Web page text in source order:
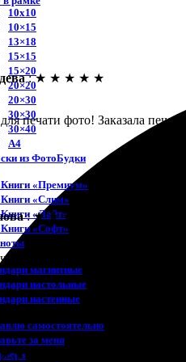
10х10
10×15
13×18
15×15
15×20
20×20
20×30
30×30
30×40
A4
из ФотоБудки
«Премиум»
«Слим»
«Лайт»
«Софт»
магнитные
настольные
настенные
самостоятельно
за меня
: ★ ★ ★ ★ ★
печати фото! Заказала
: ★ ★ ★
в рамке. Все сделали
★ ★